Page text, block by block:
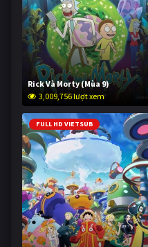
Rick Và Morty (Mùa 9)
3,009,756 lượt xem
FULL HD VIETSUB